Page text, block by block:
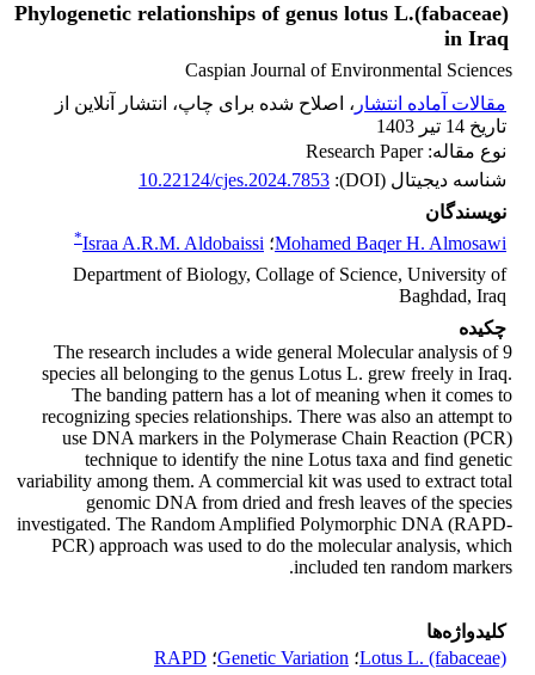
Phylogenetic relationships of genus lotus L.(fabaceae)
in Iraq
Caspian Journal of Environmental Sciences
مقالات آماده انتشار ، اصلاح شده برای چاپ، انتشار آنلاین از
تاریخ 14 تیر 1403
نوع مقاله: Research Paper
شناسه دیجیتال (DOI):
10.22124/cjes.2024.7853
نویسندگان
Mohamed Baqer H. Almosawi؛ Israa A.R.M. Aldobaissi
*
Department of Biology, Collage of Science, University of
Baghdad, Iraq
چکیده
The research includes a wide general Molecular analysis of 9
species all belonging to the genus Lotus L. grew freely in Iraq.
The banding pattern has a lot of meaning when it comes to
recognizing species relationships. There was also an attempt to
use DNA markers in the Polymerase Chain Reaction (PCR)
technique to identify the nine Lotus taxa and find genetic
variability among them. A commercial kit was used to extract total
genomic DNA from dried and fresh leaves of the species
investigated. The Random Amplified Polymorphic DNA (RAPD-
PCR) approach was used to do the molecular analysis, which
included ten random markers.
کلیدواژه‌ها
Lotus L. (fabaceae)؛ Genetic Variation؛ RAPD